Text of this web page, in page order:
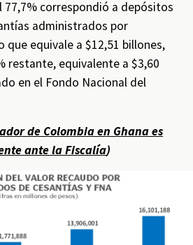
77,7% correspondió a depósitos
administrados por
que equivale a $12,51 billones,
restante, equivalente a $3,60
en el Fondo Nacional del
de Colombia en Ghana es
ante la Fiscalía)